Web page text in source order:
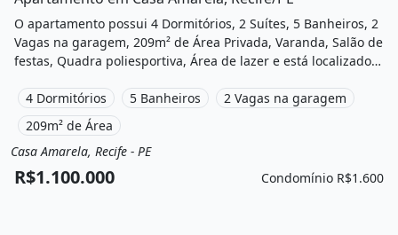
O apartamento possui 4 Dormitórios, 2 Suítes, 5 Banheiros, 2
Vagas na garagem, 209m² de Área Privada, Varanda, Salão de
festas, Quadra poliesportiva, Área de lazer e está localizado
R$1.100.000 e Condomínio por R$1.600 /Mês.
4 Dormitórios 5 Banheiros
2 Vagas na garagem
209m² de Área
Venda
Apartamento
Casa Amarela, Recife - PE
R$1.100.000 Condomínio R$1.600